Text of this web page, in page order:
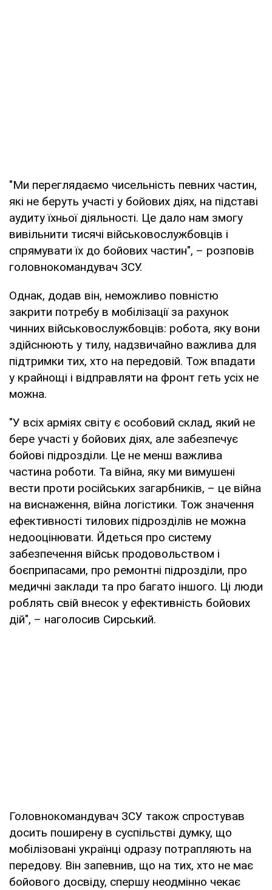
"Ми переглядаємо чисельність певних частин,
які не беруть участі у бойових діях, на підставі
аудиту їхньої діяльності. Це дало нам змогу
вивільнити тисячі військовослужбовців і
спрямувати їх до бойових частин", – розповів
головнокомандувач ЗСУ.
Однак, додав він, неможливо повністю
закрити потребу в мобілізації за рахунок
чинних військовослужбовців: робота, яку вони
здійснюють у тилу, надзвичайно важлива для
підтримки тих, хто на передовій. Тож впадати
у крайнощі і відправляти на фронт геть усіх не
можна.
"У всіх арміях світу є особовий склад, який не
бере участі у бойових діях, але забезпечує
бойові підрозділи. Це не менш важлива
частина роботи. Та війна, яку ми вимушені
вести проти російських загарбників, – це війна
на виснаження, війна логістики. Тож значення
ефективності тилових підрозділів не можна
недооцінювати. Йдеться про систему
забезпечення військ продовольством і
боєприпасами, про ремонтні підрозділи, про
медичні заклади та про багато іншого. Ці люди
роблять свій внесок у ефективність бойових
дій", – наголосив Сирський.
Головнокомандувач ЗСУ також спростував
досить поширену в суспільстві думку, що
мобілізовані українці одразу потрапляють на
передову. Він запевнив, що на тих, хто не має
бойового досвіду, спершу неодмінно чекає